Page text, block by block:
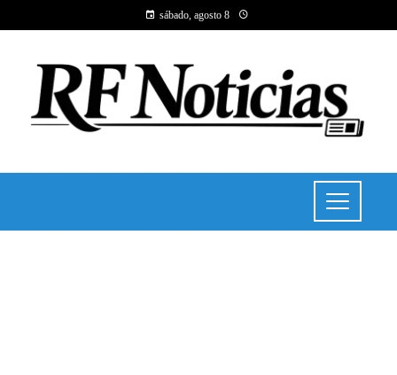
sábado, agosto 8